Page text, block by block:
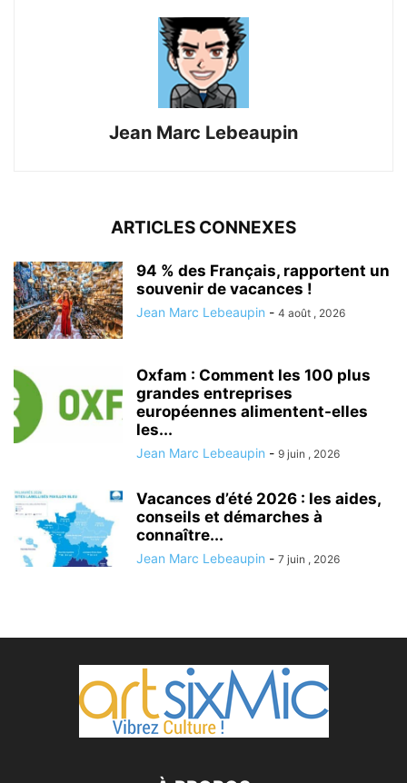
Jean Marc Lebeaupin
ARTICLES CONNEXES
94 % des Français, rapportent un
souvenir de vacances !
Jean Marc Lebeaupin - 4 août , 2026
Oxfam : Comment les 100 plus
grandes entreprises
européennes alimentent-elles
les...
Jean Marc Lebeaupin - 9 juin , 2026
Vacances d’été 2026 : les aides,
conseils et démarches à
connaître...
Jean Marc Lebeaupin - 7 juin , 2026